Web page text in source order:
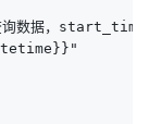
数据，